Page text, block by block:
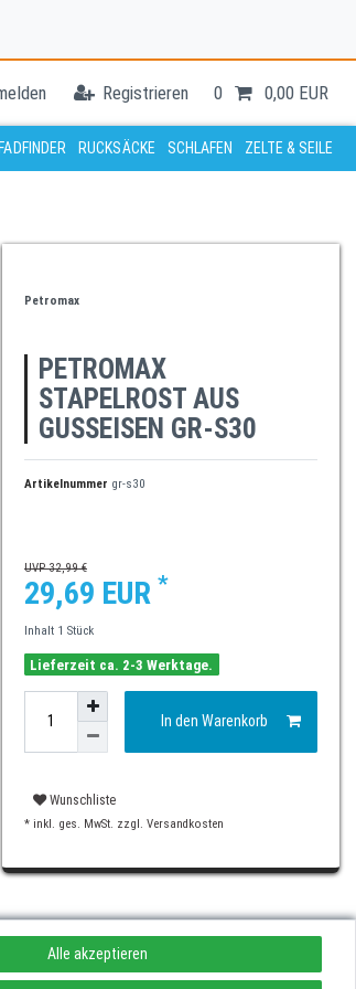
Registrieren 0 0,00 EUR
RUCKSÄCKE SCHLAFEN ZELTE & SEILE
Petromax
PETROMAX
STAPELROST AUS
GUSSEISEN GR-S30
Artikelnummer gr-s30
UVP 32,99 €
29,69 EUR *
Inhalt 1 Stück
Lieferzeit ca. 2-3 Werktage.
In den Warenkorb
Wunschliste
* inkl. ges. MwSt. zzgl. Versandkosten
Alle akzeptieren